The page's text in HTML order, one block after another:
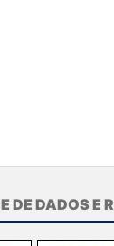
DE DADOS E